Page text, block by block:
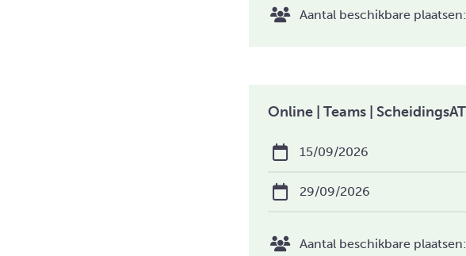
Aantal beschikbare
Online | Teams |
15/09/2026
29/09/2026
Aantal beschikbare